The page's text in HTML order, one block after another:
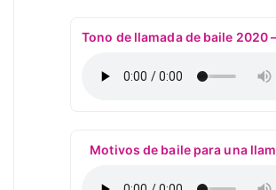
Tono de llamada de baile 2020
Motivos de baile para una